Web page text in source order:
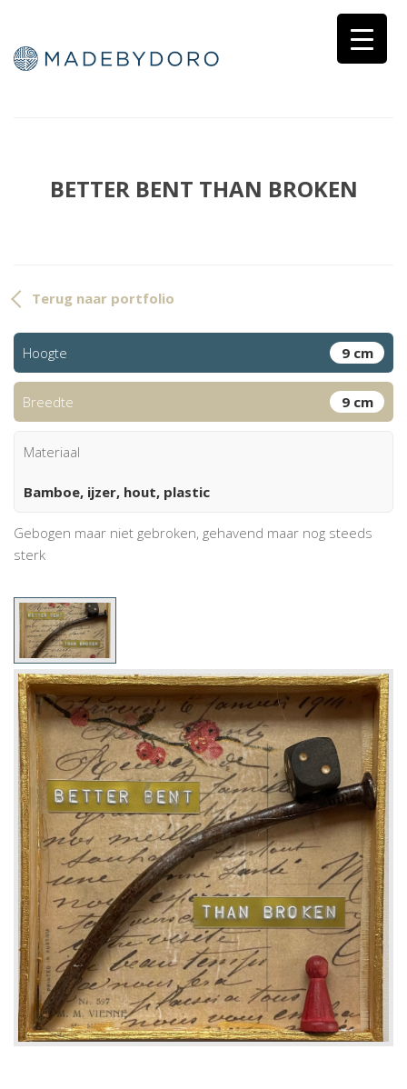
BETTER BENT THAN BROKEN
Terug naar portfolio
Hoogte 9 cm
Breedte 9 cm
Materiaal
Bamboe, ijzer, hout, plastic
Gebogen maar niet gebroken, gehavend maar nog steeds
sterk